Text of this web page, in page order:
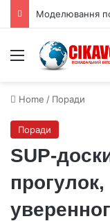
Menu
Home / Поради
Поради
SUP-